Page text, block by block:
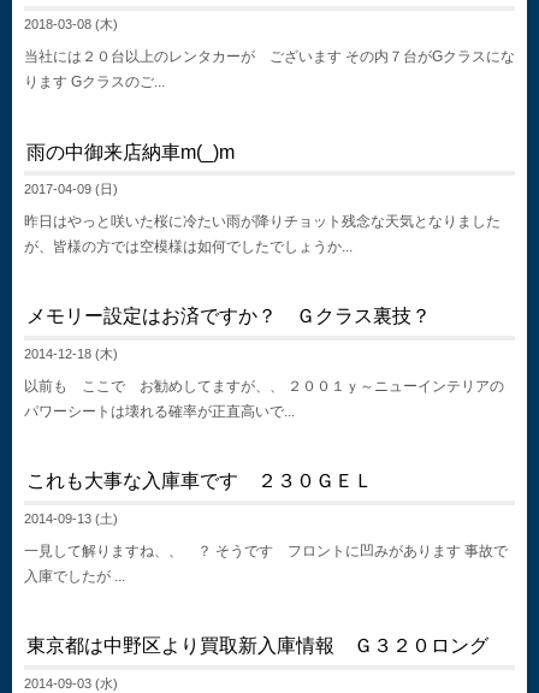
2018-03-08 (木)
当社には２０台以上のレンタカーが ございます その内７台がGクラスにな
ります Gクラスのご...
雨の中御来店納車m(_)m
2017-04-09 (日)
昨日はやっと咲いた桜に冷たい雨が降りチョット残念な天気となりました
が、皆様の方では空模様は如何でしたでしょうか...
メモリー設定はお済ですか？ Ｇクラス裏技？
2014-12-18 (木)
以前も ここで お勧めしてますが、、 ２００１ｙ～ニューインテリアの
パワーシートは壊れる確率が正直高いで...
これも大事な入庫車です ２３０ＧＥＬ
2014-09-13 (土)
一見して解りますね、、 ？ そうです フロントに凹みがあります 事故で
入庫でしたが ...
東京都は中野区より買取新入庫情報 Ｇ３２０ロング
2014-09-03 (水)